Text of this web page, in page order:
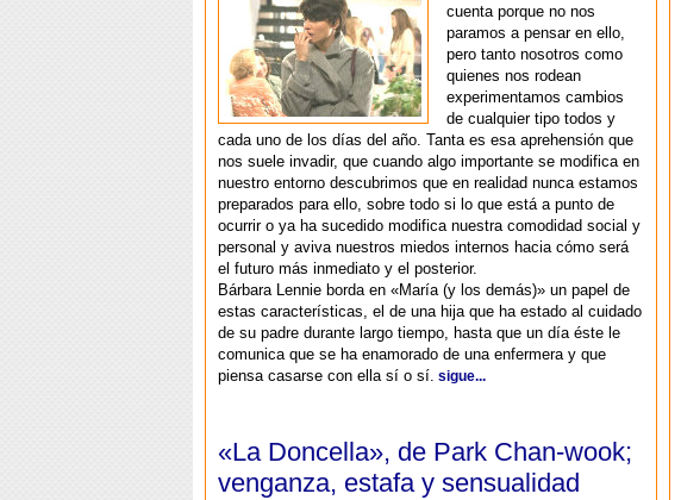
cuenta porque no nos
paramos a pensar en ello,
pero tanto nosotros como
quienes nos rodean
experimentamos cambios
de cualquier tipo todos y
cada uno de los días del año. Tanta es esa aprehensión que
nos suele invadir, que cuando algo importante se modifica en
nuestro entorno descubrimos que en realidad nunca estamos
preparados para ello, sobre todo si lo que está a punto de
ocurrir o ya ha sucedido modifica nuestra comodidad social y
personal y aviva nuestros miedos internos hacia cómo será
el futuro más inmediato y el posterior.
Bárbara Lennie borda en «María (y los demás)» un papel de
estas características, el de una hija que ha estado al cuidado
de su padre durante largo tiempo, hasta que un día éste le
comunica que se ha enamorado de una enfermera y que
piensa casarse con ella sí o sí. sigue...
«La Doncella», de Park Chan-wook;
venganza, estafa y sensualidad